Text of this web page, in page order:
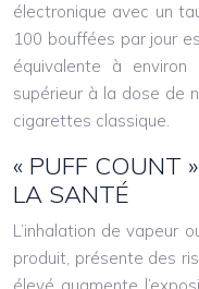
électronique avec un
100 bouffées par jour
équivalente à
supérieur à la dose de
cigarettes classique.
« PUFF COUNT
LA SANTÉ
L’inhalation de vapeur
produit, présente des